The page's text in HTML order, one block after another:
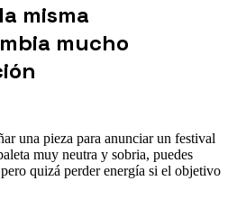
misma
mucho
una pieza para anunciar un festival
muy neutra y sobria, puedes
quizá perder energía si el objetivo